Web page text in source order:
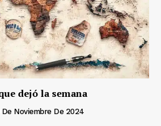
dejó la semana
Noviembre De 2024